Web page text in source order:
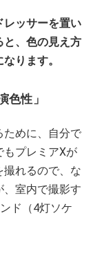
レッサーを置い
と、色の見え方
ります。
色性」
ために、自分で
もプレミアXが
れるので、な
、室内で撮影す
ド（4灯ソケ